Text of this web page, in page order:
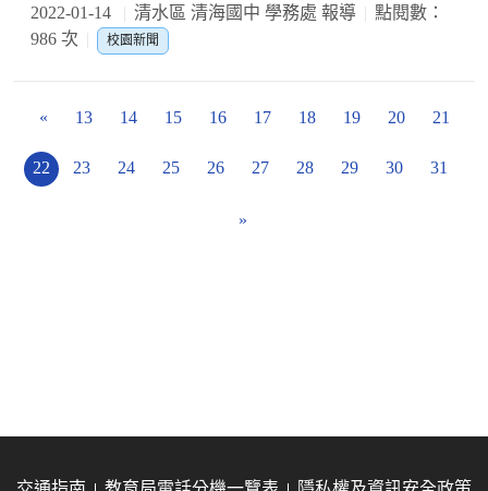
2022-01-14 清水區 清海國中 學務處 報導
點閱數：
986 次
校園新聞
« 13 14 15 16 17 18 19 20 21
22 23 24 25 26 27 28 29 30 31
»